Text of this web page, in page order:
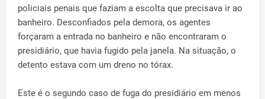
policiais penais que faziam a escolta que precisava ir ao
banheiro. Desconfiados pela demora, os agentes
forçaram a entrada no banheiro e não encontraram o
presidiário, que havia fugido pela janela. Na situação, o
detento estava com um dreno no tórax.
Este é o segundo caso de fuga do presidiário em menos